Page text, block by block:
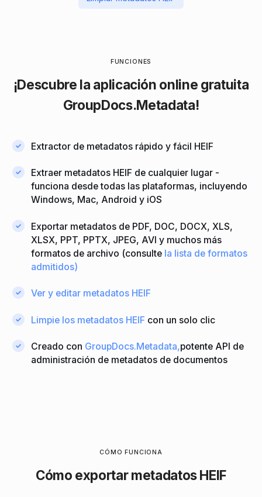
FUNCIONES
¡Descubre la aplicación online gratuita
GroupDocs.Metadata!
Extractor de metadatos rápido y fácil HEIF
Extraer metadatos HEIF de cualquier lugar -
funciona desde todas las plataformas, incluyendo
Windows, Mac, Android y iOS
Exportar metadatos de PDF, DOC, DOCX, XLS,
XLSX, PPT, PPTX, JPEG, AVI y muchos más
formatos de archivo (consulte la lista de formatos
admitidos)
Ver y editar metadatos HEIF
Limpie los metadatos HEIF con un solo clic
Creado con GroupDocs.Metadata,potente API de
administración de metadatos de documentos
CÓMO FUNCIONA
Cómo exportar metadatos HEIF